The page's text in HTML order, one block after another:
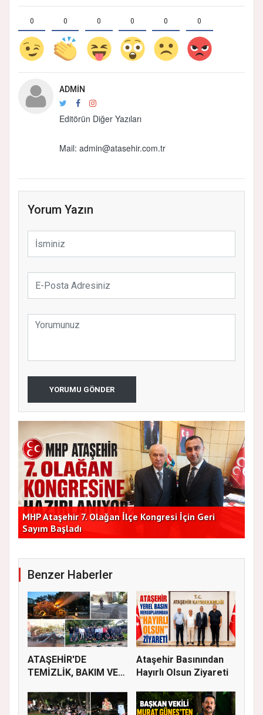
0 0 0 0 0 0
ADMIN
Editörün Diğer Yazıları
Mail: admin@atasehir.com.tr
Yorum Yazın
YORUMU GÖNDER
Başkan Vekilleri Kent Lokantası'nda Vatandaşlarla
Bir Araya Geldi
Benzer Haberler
ATAŞEHİR'DE
TEMİZLİK, BAKIM VE
Ataşehir Basınından
Hayırlı Olsun Ziyareti